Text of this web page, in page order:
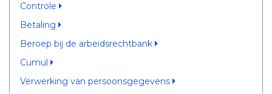
Controle
Betaling
Beroep bij de arbeidsrechtbank
Cumul
Verwerking van persoonsgegevens